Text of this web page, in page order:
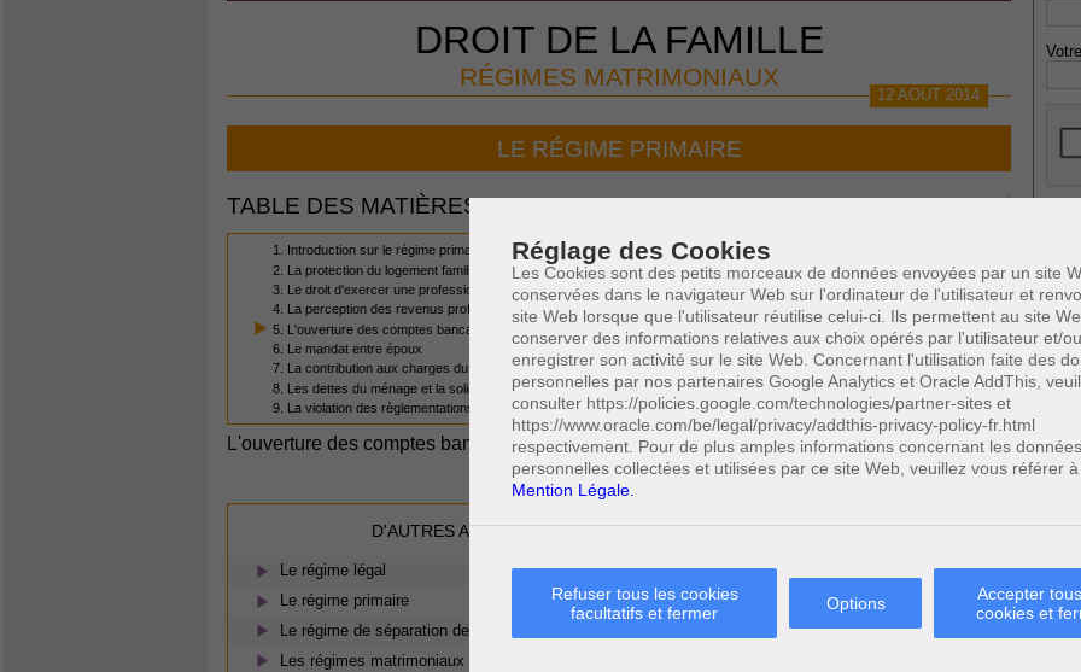
Réglage des Cookies
Les Cookies sont des petits morceaux de données envoyées par un site
conservées dans le navigateur Web sur l'ordinateur de l'utilisateur et
site Web lorsque que l'utilisateur réutilise celui-ci. Ils permettent au site
conserver des informations relatives aux choix opérés par l'utilisateur et/
enregistrer son activité sur le site Web. Concernant l'utilisation faite des
personnelles par nos partenaires Google Analytics et Oracle AddThis,
consulter https://policies.google.com/technologies/partner-sites et
https://www.oracle.com/be/legal/privacy/addthis-privacy-policy-fr.html
respectivement. Pour de plus amples informations concernant les données
personnelles collectées et utilisées par ce site Web, veuillez vous référer
Mention Légale.
Refuser tous les cookies
facultatifs et fermer
Options
Accepter
cookies et
DROIT DE LA FAMILLE
RÉGIMES MATRIMONIAUX
12 AOUT 2014
LE RÉGIME PRIMAIRE
TABLE DES MATIÈRES
1. Introduction sur le régime primaire
2. La protection du logement familial
3. Le droit d'exercer une profession
4. La perception des revenus professionnels et propres à un époux
5. L'ouverture des comptes bancaires et coffre-fort
6. Le mandat entre époux
7. La contribution aux charges du mariage
8. Les dettes du ménage et la solidarité entre les époux
9. La violation des règlementations du régime primaire
L'ouverture des comptes bancaires et coffre-fort (5/9) Cette page a été vue 0 fois
dont0 le mois dernier.
D'AUTRES ARTICLES SUSCEPTIBLES DE VOUS INTERESSER:
Le régime légal
Le régime primaire
Le régime de séparation de biens
Les régimes matrimoniaux
*